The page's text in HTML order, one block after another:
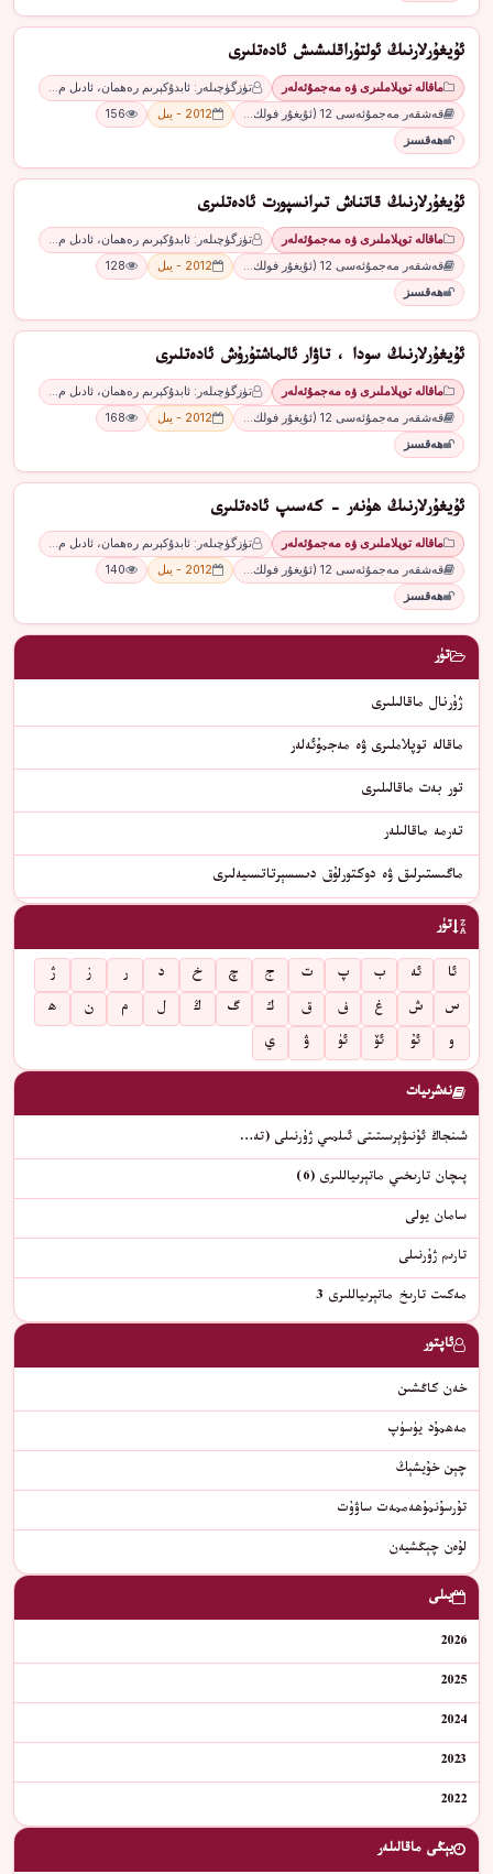
ئۇيغۇرلارنىڭ ئولتۇراقلىشىش ئادەتلىرى
ماقالە توپلاملىرى ۋە مەجمۇئەلەر
تۈزگۈچىلەر: ئابدۇكېرىم رەھمان، ئادىل م…
قەشقەر مەجمۇئەسى 12 (ئۇيغۇر فولك…
2012 - يىل
156
ھەقسىز
ئۇيغۇرلارنىڭ قاتناش تىرانسپورت ئادەتلىرى
ماقالە توپلاملىرى ۋە مەجمۇئەلەر
تۈزگۈچىلەر: ئابدۇكېرىم رەھمان، ئادىل م…
قەشقەر مەجمۇئەسى 12 (ئۇيغۇر فولك…
2012 - يىل
128
ھەقسىز
ئۇيغۇرلارنىڭ سودا ، تاۋار ئالماشتۇرۇش ئادەتلىرى
ماقالە توپلاملىرى ۋە مەجمۇئەلەر
تۈزگۈچىلەر: ئابدۇكېرىم رەھمان، ئادىل م…
قەشقەر مەجمۇئەسى 12 (ئۇيغۇر فولك…
2012 - يىل
168
ھەقسىز
ئۇيغۇرلارنىڭ ھۈنەر - كەسىپ ئادەتلىرى
ماقالە توپلاملىرى ۋە مەجمۇئەلەر
تۈزگۈچىلەر: ئابدۇكېرىم رەھمان، ئادىل م…
قەشقەر مەجمۇئەسى 12 (ئۇيغۇر فولك…
2012 - يىل
140
ھەقسىز
تۈر
ژۇرنال ماقالىلىرى
ماقالە توپلاملىرى ۋە مەجمۇئەلەر
تور بەت ماقالىلىرى
تەرمە ماقالىلەر
ماگىستىرلىق ۋە دوكتورلۇق دىسسېرتاتسىيەلىرى
تۈر
ئا ئە ب پ ت ج چ خ د ر ز
ژ
س
ش غ ف ق ك گ ڭ ل م ن
ھ
و
ئۇ ئۆ ئۈ ۋ ي
نەشرىيات
شىنجاڭ ئۇنىۋېرسىتىتى ئىلمىي ژۇرنىلى (تە…
پىچان تارىخىي ماتېرىياللىرى (6)
سامان يولى
تارىم ژۇرنىلى
مەكىت تارىخ ماتېرىياللىرى 3
ئاپتور
خەن كاڭشىن
مەھمۇد يۈسۈپ
چېن خۇيشېڭ
تۇرسۇنمۇھەممەت ساۋۇت
لۇەن چېڭشيەن
يىلى
2026
2025
2024
2023
2022
يېڭى ماقالىلەر